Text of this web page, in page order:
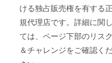
ける独占販売権を有する正
規代理店です。詳細に関し
ては、ページ下部のリスク
＆チャレンジをご確認く